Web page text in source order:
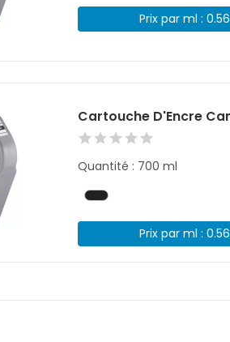
Prix par ml :
Cartouche D'Encre
Quantité : 700 ml
Prix par ml :